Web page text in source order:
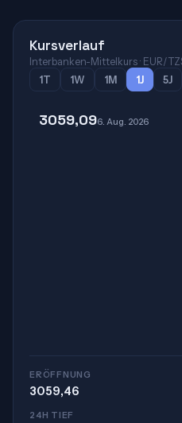
Kursverlauf
Interbanken-Mittelkurs · EUR/
1T
1W 1M 1J 5J
3059,096. Aug. 2026
ERÖFFNUNG
3059,46
24H TIEF